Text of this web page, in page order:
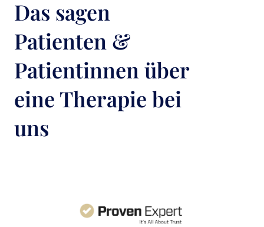
Das sagen
Patienten &
Patientinnen über
eine Therapie bei
uns